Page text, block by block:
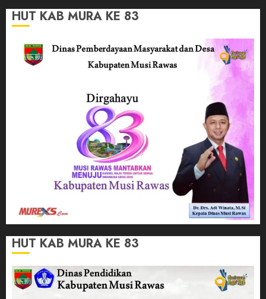
HUT KAB MURA KE 83
HUT KAB MURA KE 83